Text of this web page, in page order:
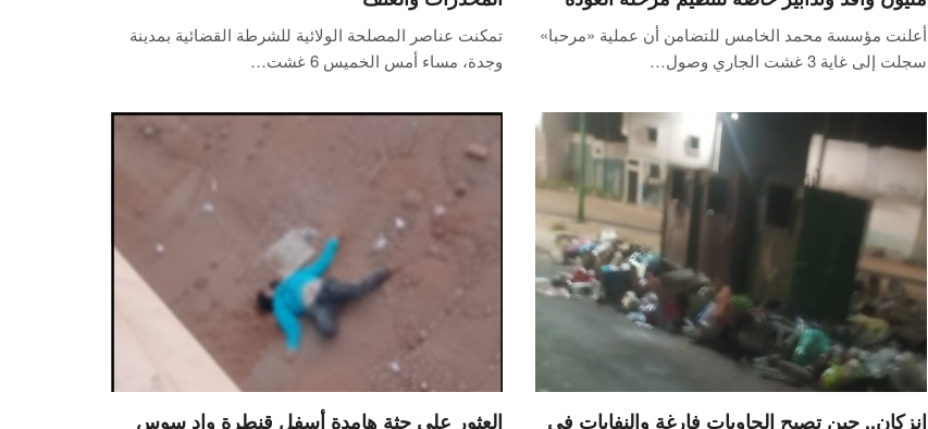
أعلنت مؤسسة محمد الخامس للتضامن أن عملية «مرحبا»
سجلت إلى غاية 3 غشت الجاري وصول…
تمكنت عناصر المصلحة الولائية للشرطة القضائية بمدينة
وجدة، مساء أمس الخميس 6 غشت…
إنزكان.. حين تصبح الحاويات فارغة والنفايات في العثور على جثة هامدة أسفل قنطرة واد سوس